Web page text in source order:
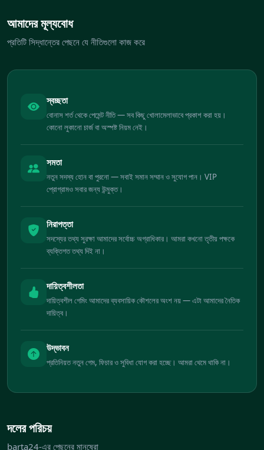
আমাদের মূল্যবোধ
প্রতিটি সিদ্ধান্তের পেছনে যে নীতিগুলো কাজ করে
স্বচ্ছতা
বোনাস শর্ত থেকে পেমেন্ট নীতি — সব কিছু খোলামেলাভাবে প্রকাশ করা হয়।
কোনো লুকানো চার্জ বা অস্পষ্ট নিয়ম নেই।
সমতা
নতুন সদস্য হোন বা পুরনো — সবাই সমান সম্মান ও সুযোগ পান। VIP
প্রোগ্রামও সবার জন্য উন্মুক্ত।
নিরাপত্তা
সদস্যের তথ্য সুরক্ষা আমাদের সর্বোচ্চ অগ্রাধিকার। আমরা কখনো তৃতীয় পক্ষকে
ব্যক্তিগত তথ্য দিই না।
দায়িত্বশীলতা
দায়িত্বশীল গেমিং আমাদের ব্যবসায়িক কৌশলের অংশ নয় — এটা আমাদের নৈতিক
দায়িত্ব।
উদ্ভাবন
প্রতিনিয়ত নতুন গেম, ফিচার ও সুবিধা যোগ করা হচ্ছে। আমরা থেমে থাকি না।
দলের পরিচয়
barta24-এর পেছনের মানুষেরা